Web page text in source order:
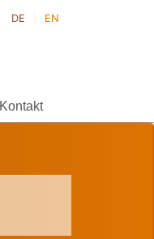
DE EN
Kontakt